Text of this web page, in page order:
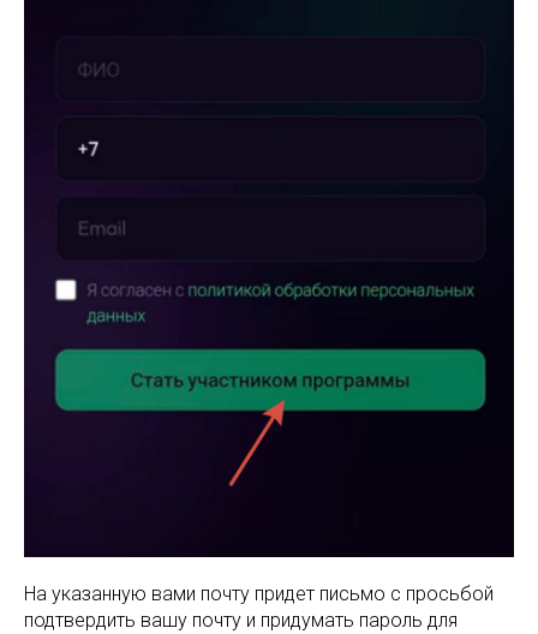
На указанную вами почту придет письмо с просьбой
подтвердить вашу почту и придумать пароль для